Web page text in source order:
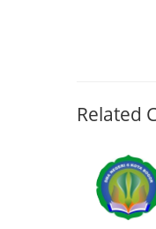
Related